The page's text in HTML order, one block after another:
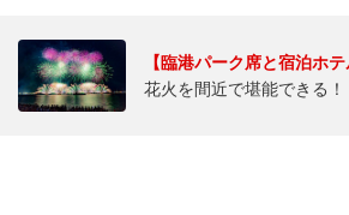
【臨港パーク席と宿泊ホ
花火を間近で堪能できる